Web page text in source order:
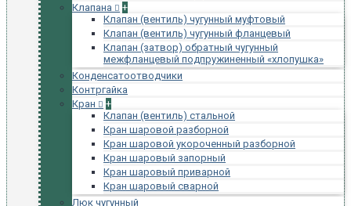
Клапана
+
Клапан (вентиль) чугунный муфтовый
Клапан (вентиль) чугунный фланцевый
Клапан (затвор) обратный чугунный
межфланцевый подпружиненный «хлопушка»
Конденсатоотводчики
Контргайка
Кран
+
Клапан (вентиль) стальной
Кран шаровой разборной
Кран шаровой укороченный разборной
Кран шаровый запорный
Кран шаровый приварной
Кран шаровый сварной
Люк чугунный